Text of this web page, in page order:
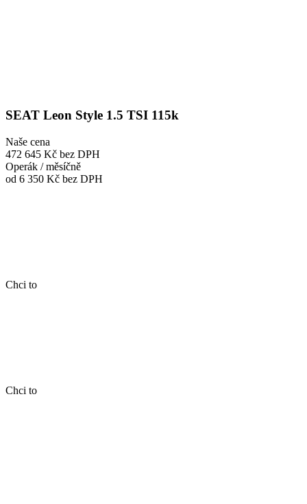
SEAT Leon Style 1.5 TSI 115k
Naše cena
472 645 Kč bez DPH
Operák / měsíčně
od 6 350 Kč bez DPH
Chci to
Chci to